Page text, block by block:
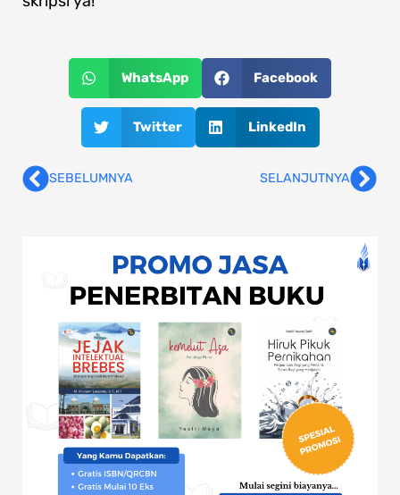
WhatsApp Facebook
Twitter LinkedIn
PrevSEBELUMNYA SELANJUTNYA